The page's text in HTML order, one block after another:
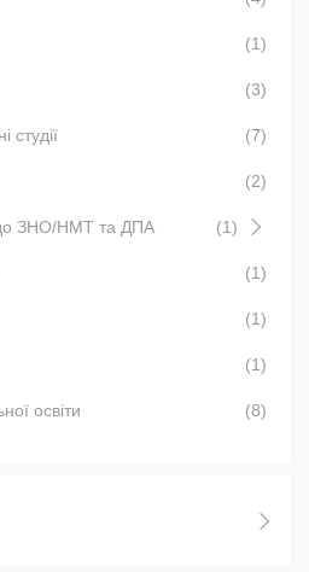
(1)
(3)
студії (7)
(2)
до ЗНО/НМТ та ДПА (1)
(1)
(1)
(1)
освіти (8)